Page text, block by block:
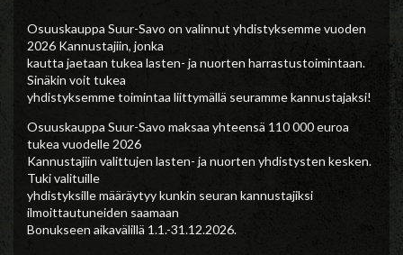
Osuuskauppa Suur-Savo on valinnut yhdistyksemme vuoden
2026 Kannustajiin, jonka
kautta jaetaan tukea lasten- ja nuorten harrastustoimintaan.
Sinäkin voit tukea
yhdistyksemme toimintaa liittymällä seuramme kannustajaksi!
Osuuskauppa Suur-Savo maksaa yhteensä 110 000 euroa
tukea vuodelle 2026
Kannustajiin valittujen lasten- ja nuorten yhdistysten kesken.
Tuki valituille
yhdistyksille määräytyy kunkin seuran kannustajiksi
ilmoittautuneiden saamaan
Bonukseen aikavälillä 1.1.-31.12.2026.